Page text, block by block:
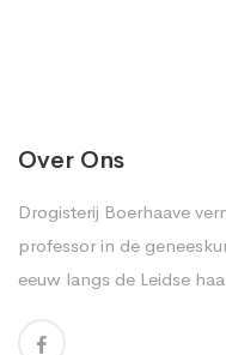
Over Ons
Drogisterij Boerhaave
professor in de
eeuw langs de Leidse